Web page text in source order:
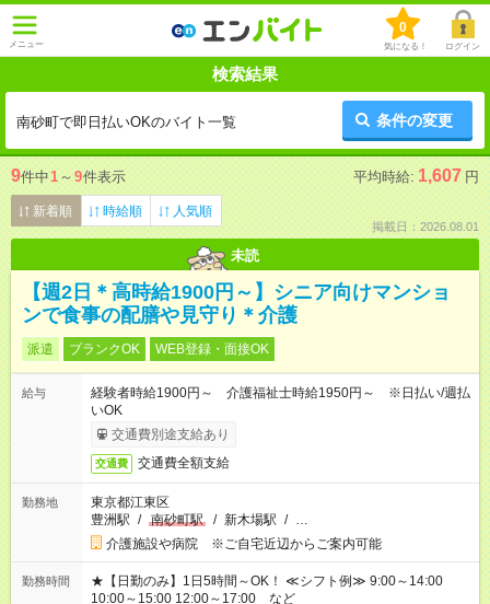
メニュー
0
気になる！ ログイン
検索結果
南砂町で即日払いOKのバイト一覧 条件の変更
9件中1 ～ 9件表示 平均時給: 1,607 円
新着順 時給順 人気順
掲載日：2026.08.01
未読
【週2日＊高時給1900円～】シニア向けマンショ
ンで食事の配膳や見守り＊介護
派遣 ブランクOK WEB登録・面接OK
給与
経験者時給1900円～ 介護福祉士時給1950円～ ※日払い/週払
いOK
交通費別途支給あり
交通費 交通費全額支給
勤務地
東京都江東区
豊洲駅 / 南砂町駅 / 新木場駅 / …
介護施設や病院 ※ご自宅近辺からご案内可能
勤務時間
★【日勤のみ】1日5時間～OK！ ≪シフト例≫ 9:00～14:00
10:00～15:00 12:00～17:00 など